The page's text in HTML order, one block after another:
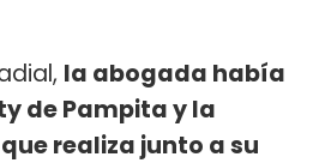
la abogada había
de Pampita y la
realiza junto a su